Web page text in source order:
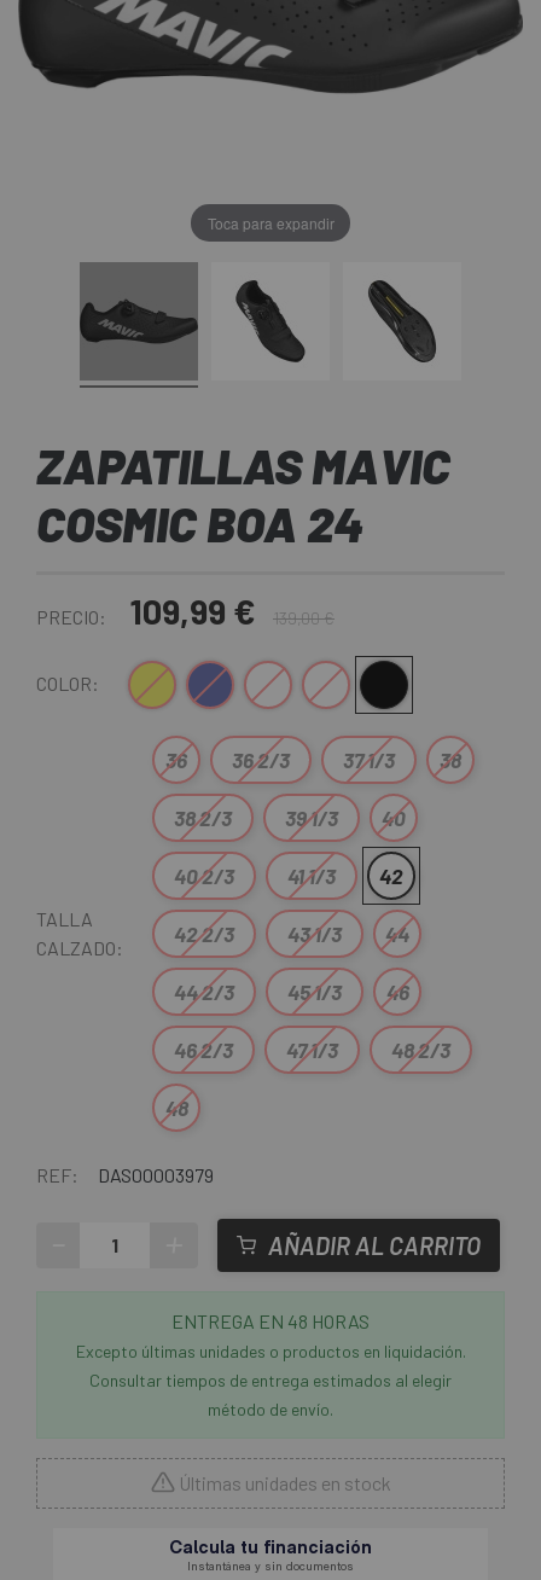
Toca para expandir
ZAPATILLAS MAVIC
COSMIC BOA 24
PRECIO: 109,99 € 139,00 €
COLOR: Amarillo
Azul OscuroBlanco
Blanco-RosaNegro
TALLA
CALZADO:
36 36 2/3 37 1/3 38
38 2/3 39 1/3 40
40 2/3 41 1/3 42
42 2/3 43 1/3 44
44 2/3 45 1/3 46
46 2/3 47 1/3 48 2/3
48
REF: DAS00003979
AÑADIR AL CARRITO
ENTREGA EN 48 HORAS
Excepto últimas unidades o productos en liquidación.
Consultar tiempos de entrega estimados al elegir
método de envío.
Últimas unidades en stock